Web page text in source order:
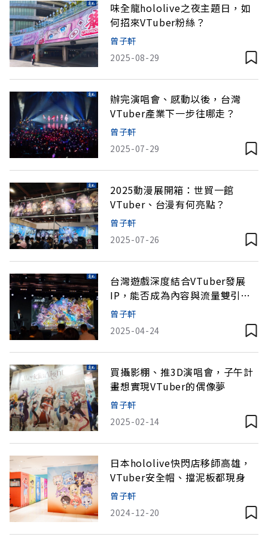
味全龍hololive之夜主題日，如
何招來VTuber粉絲？
曾子軒
2025-08-29
辦完演唱會、感動以後，台灣
VTuber產業下一步往哪走？
曾子軒
2025-07-29
2025動漫展開箱：世貿一館
VTuber、台漫有何亮點？
曾子軒
2025-07-26
台灣遊戲深度結合VTuber發展
IP，能否成為內容與流量雙引
擎？
曾子軒
2025-04-24
買攝影棚、推3D演唱會，子午計
畫想實現VTuber的偶像夢
曾子軒
2025-02-14
日本hololive快閃店移師高雄，
VTuber安全帽、擋泥板都現身
曾子軒
2024-12-20